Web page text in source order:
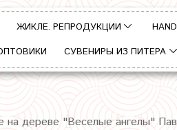
ЖИКЛЕ. РЕПРОДУКЦИИ
СУВЕНИРЫ ИЗ ПИТЕРА
на дереве "Веселые ангелы"